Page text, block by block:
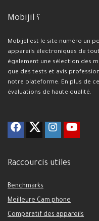
Mobijil ؟
Mobijel est le site numéro un
appareils électroniques de
également une sélection des
que des tests et avis
notre plateforme. En plus de
évaluations de haute qualité.
Raccourcis utiles
Benchmarks
Meilleure Cam phone
Comparatif des appareils